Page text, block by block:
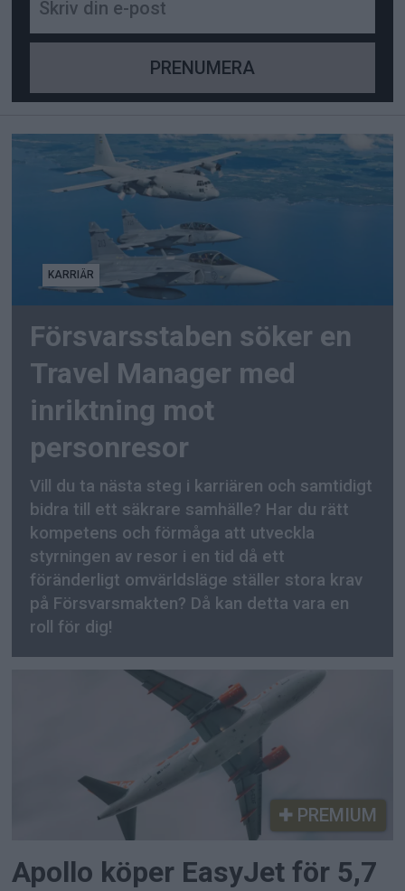
KARRIÄR
Försvarsstaben söker en
Travel Manager med
inriktning mot
personresor
Vill du ta nästa steg i karriären och samtidigt
bidra till ett säkrare samhälle? Har du rätt
kompetens och förmåga att utveckla
styrningen av resor i en tid då ett
föränderligt omvärldsläge ställer stora krav
på Försvarsmakten? Då kan detta vara en
roll för dig!
PREMIUM
Apollo köper EasyJet för 5,7